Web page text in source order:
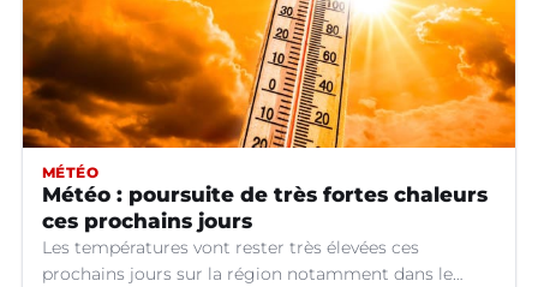
MÉTÉO
Météo : poursuite de très fortes chaleurs
ces prochains jours
Les températures vont rester très élevées ces
prochains jours sur la région notamment dans le